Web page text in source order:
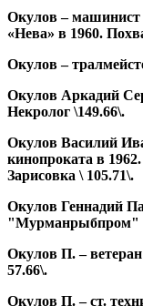
Окулов – машинист
«Нева» в 1960.
Окулов –
Окулов Аркадий
Некролог \149.66\.
Окулов Василий
кинопроката в
Зарисовка \ 105.71\.
Окулов Геннадий
"Мурманрыбпром" в
Окулов П. –
57.66\.
Окулов П. – ст.